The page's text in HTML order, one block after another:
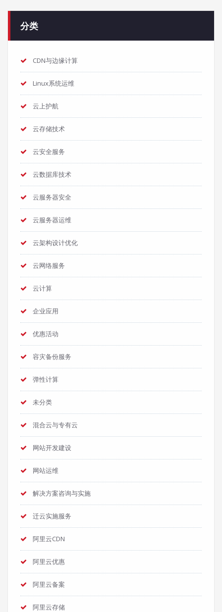
分类
CDN与边缘计算
Linux系统运维
云上护航
云存储技术
云安全服务
云数据库技术
云服务器安全
云服务器运维
云架构设计优化
云网络服务
云计算
企业应用
优惠活动
容灾备份服务
弹性计算
未分类
混合云与专有云
网站开发建设
网站运维
解决方案咨询与实施
迁云实施服务
阿里云CDN
阿里云优惠
阿里云备案
阿里云存储